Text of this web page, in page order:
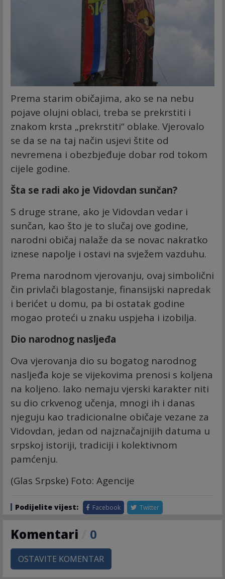
Prema starim običajima, ako se na nebu
pojave olujni oblaci, treba se prekrstiti i
znakom krsta „prekrstiti“ oblake. Vjerovalo
se da se na taj način usjevi štite od
nevremena i obezbjeđuje dobar rod tokom
cijele godine.
Šta se radi ako je Vidovdan sunčan?
S druge strane, ako je Vidovdan vedar i
sunčan, kao što je to slučaj ove godine,
narodni običaj nalaže da se novac nakratko
iznese napolje i ostavi na svježem vazduhu.
Prema narodnom vjerovanju, ovaj simbolični
čin privlači blagostanje, finansijski napredak
i berićet u domu, pa bi ostatak godine
mogao proteći u znaku uspjeha i izobilja.
Dio narodnog nasljeđa
Ova vjerovanja dio su bogatog narodnog
nasljeđa koje se vijekovima prenosi s koljena
na koljeno. Iako nemaju vjerski karakter niti
su dio crkvenog učenja, mnogi ih i danas
njeguju kao tradicionalne običaje vezane za
Vidovdan, jedan od najznačajnijih datuma u
srpskoj istoriji, tradiciji i kolektivnom
pamćenju.
(Glas Srpske) Foto: Agencije
Podijelite vijest: Facebook Twitter
Komentari 0
OSTAVITE KOMENTAR